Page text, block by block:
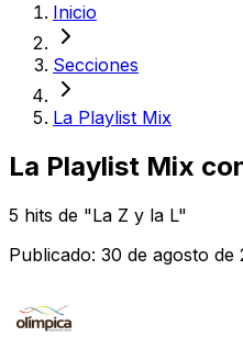
Inicio
Secciones
La Playlist Mix
La Playlist Mix
5 hits de "La Z y la L"
Publicado: 30 de agosto de